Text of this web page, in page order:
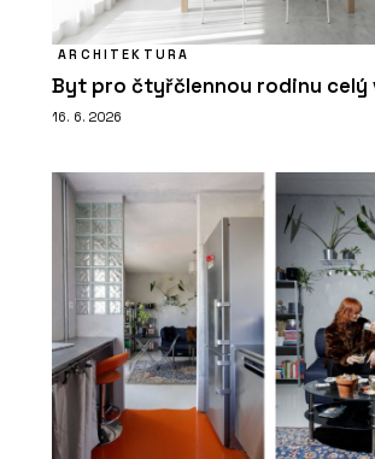
ARCHITEKTURA
Byt pro čtyřčlennou rodinu celý
16. 6. 2026